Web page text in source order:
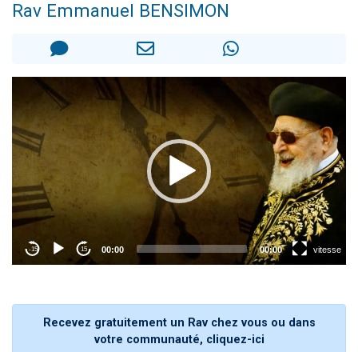
Il reste 49 places pour étudier en groupe sur Zoom
3 personnes viennent de nous rejoindre sur WhatsApp
3 personnes viennent de faire un don pour Événements Torah-Box
Rav Emmanuel BENSIMON
Recevez gratuitement un Rav chez vous ou dans
votre communauté, cliquez-ici